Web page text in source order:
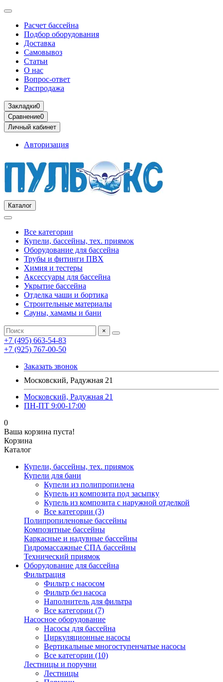
Расчет бассейна
Подбор оборудования
Доставка
Самовывоз
Статьи
О нас
Вопрос-ответ
Распродажа
Закладки0
Сравнение0
Личный кабинет
Авторизация
Каталог
Все категории
Купели, бассейны, тех. приямок
Оборудование для бассейна
Трубы и фитинги ПВХ
Химия и тестеры
Аксессуары для бассейна
Укрытие бассейна
Отделка чаши и бортика
Строительные материалы
Сауны, хамамы и бани
×
+7 (495) 663-54-83
+7 (925) 767-00-50
Заказать звонок
Московский, Радужная 21
Московский, Радужная 21
ПН-ПТ 9:00-17:00
0
Ваша корзина пуста!
Корзина
Каталог
Купели, бассейны, тех. приямок
Купели для бани
Купели из полипропилена
Купель из композита под засыпку
Купель из композита с наружной отделкой
Все категории (3)
Полипропиленовые бассейны
Композитные бассейны
Каркасные и надувные бассейны
Гидромассажные СПА бассейны
Технический приямок
Оборудование для бассейна
Фильтрация
Фильтр с насосом
Фильтр без насоса
Наполнитель для фильтра
Все категории (7)
Насосное оборудование
Насосы для бассейна
Циркуляционные насосы
Вертикальные многоступенчатые насосы
Все категории (10)
Лестницы и поручни
Лестницы